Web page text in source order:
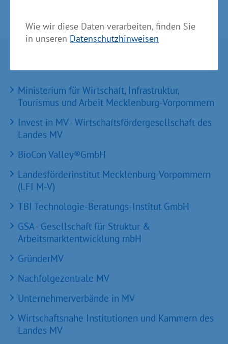
Wie wir diese Daten verarbeiten, finden Sie
in unseren Datenschutzhinweisen
Ministerium für Wirtschaft, Infrastruktur,
Tourismus und Arbeit Mecklenburg-Vorpommern
Invest in MV - Wirtschaftsfördergesellschaft des
Landes MV
BioCon Valley®GmbH
Landesförderinstitut Mecklenburg-Vorpommern
(LFI M-V)
TBI Technologie-Beratungs-Institut GmbH
GSA - Gesellschaft für Struktur &
Arbeitsmarktentwicklung mbH
GründerMV
Nachfolgezentrale MV
Unternehmerverbände in MV
Wirtschaftsnahe Institutionen und Kammern des
Landes MV